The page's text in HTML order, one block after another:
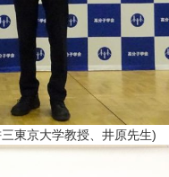
東京大学教授、井原先生)